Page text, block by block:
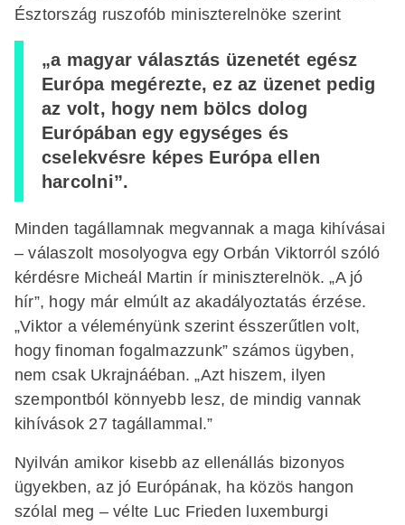
Észtország ruszofób miniszterelnöke szerint
„a magyar választás üzenetét egész
Európa megérezte, ez az üzenet pedig
az volt, hogy nem bölcs dolog
Európában egy egységes és
cselekvésre képes Európa ellen
harcolni”.
Minden tagállamnak megvannak a maga kihívásai
– válaszolt mosolyogva egy Orbán Viktorról szóló
kérdésre Micheál Martin ír miniszterelnök. „A jó
hír”, hogy már elmúlt az akadályoztatás érzése.
„Viktor a véleményünk szerint ésszerűtlen volt,
hogy finoman fogalmazzunk” számos ügyben,
nem csak Ukrajnáéban. „Azt hiszem, ilyen
szempontból könnyebb lesz, de mindig vannak
kihívások 27 tagállammal.”
Nyilván amikor kisebb az ellenállás bizonyos
ügyekben, az jó Európának, ha közös hangon
szólal meg – vélte Luc Frieden luxemburgi